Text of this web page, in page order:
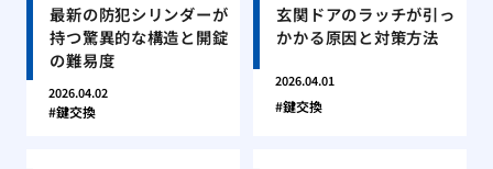
最新の防犯シリンダーが
持つ驚異的な構造と開錠
の難易度
2026.04.02
鍵交換
玄関ドアのラッチが引っ
かかる原因と対策方法
2026.04.01
鍵交換